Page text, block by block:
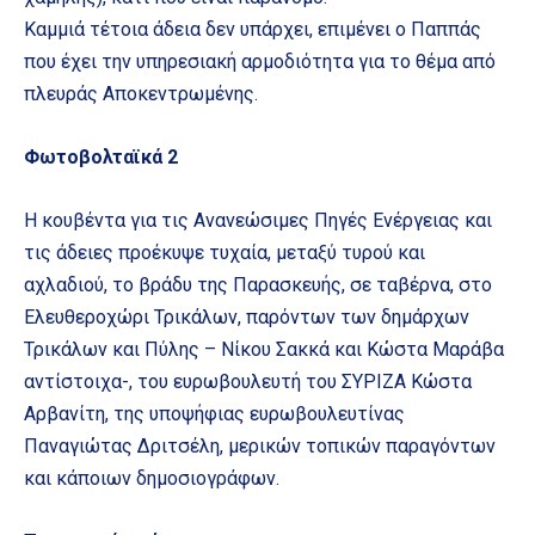
Καμμιά τέτοια άδεια δεν υπάρχει, επιμένει ο Παππάς
που έχει την υπηρεσιακή αρμοδιότητα για το θέμα από
πλευράς Αποκεντρωμένης.
Φωτοβολταϊκά 2
Η κουβέντα για τις Ανανεώσιμες Πηγές Ενέργειας και
τις άδειες προέκυψε τυχαία, μεταξύ τυρού και
αχλαδιού, το βράδυ της Παρασκευής, σε ταβέρνα, στο
Ελευθεροχώρι Τρικάλων, παρόντων των δημάρχων
Τρικάλων και Πύλης – Νίκου Σακκά και Κώστα Μαράβα
αντίστοιχα-, του ευρωβουλευτή του ΣΥΡΙΖΑ Κώστα
Αρβανίτη, της υποψήφιας ευρωβουλευτίνας
Παναγιώτας Δριτσέλη, μερικών τοπικών παραγόντων
και κάποιων δημοσιογράφων.